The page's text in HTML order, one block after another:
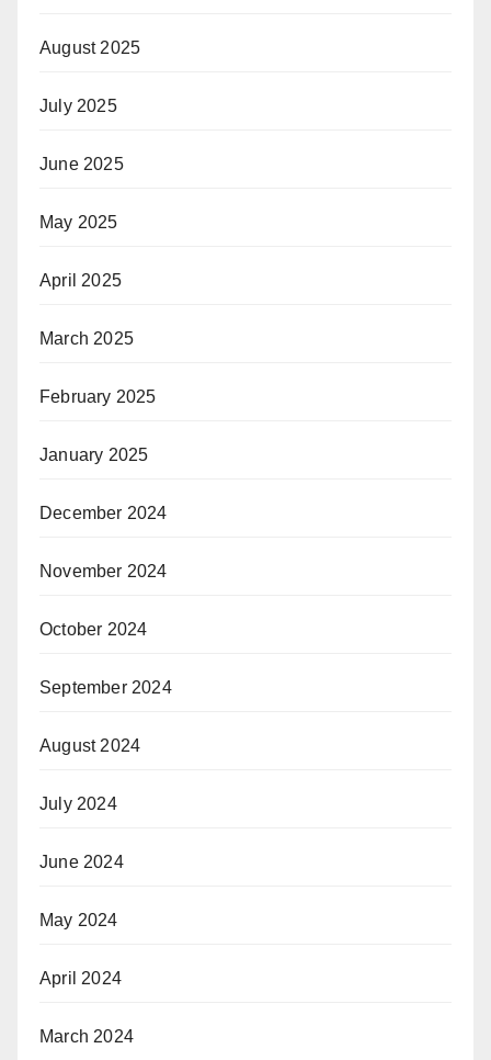
August 2025
July 2025
June 2025
May 2025
April 2025
March 2025
February 2025
January 2025
December 2024
November 2024
October 2024
September 2024
August 2024
July 2024
June 2024
May 2024
April 2024
March 2024